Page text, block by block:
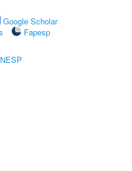
Google Scholar
Fapesp